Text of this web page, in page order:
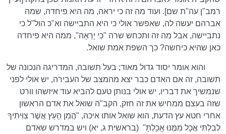
רמב"ן עה"ת שם]. ועוד מה זה כי יראה, מה היא פיחדה, שמה
אברהם יעשה לה, שאפשר אולי כי היא התביישה וא"כ הול"ל כי
נתביישה, אבל מה זה ותכחש שרה "כִּי יָרֵאָה", ממה היא פיחדה
כאן שהיא כיחשה? כך השפת אמת שואל.
והוא אומר יסוד גדול מאוד; בעל תשובה, המדריגה הנכונה של
תשובה, זה אם האדם כבר יצא מהמצב של העבירה, יש אולי לפני
שנמשיך את דבריו, יש אולי בנותן טעם להביא עוד איזשהו וורט
שזה בעצם ממחיש את זה חזק, הקב"ה שואל את אדם הראשון
אחרי חטא עץ הדעת, הוא שואל אותו איכה, "הֲמִן הָעֵץ אֲשֶׁר צִוִּיתִיךָ
לְבִלְתִּי אֲכָל מִמֶּנּוּ אָכָלְתָּ" (בראשית ג, יא) ויש במדרש שאדם